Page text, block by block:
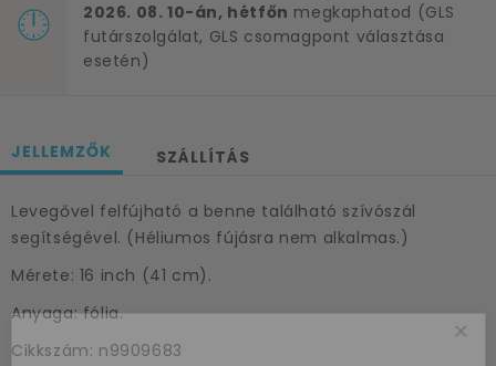
2026. 08. 10-án, hétfőn megkaphatod (GLS
futárszolgálat, GLS csomagpont választása
esetén)
JELLEMZŐK SZÁLLÍTÁS
Levegővel felfújható a benne található szívószál
segítségével. (Héliumos fújásra nem alkalmas.)
Mérete: 16 inch (41 cm).
Anyaga: fólia.
Cikkszám: n9909683
×